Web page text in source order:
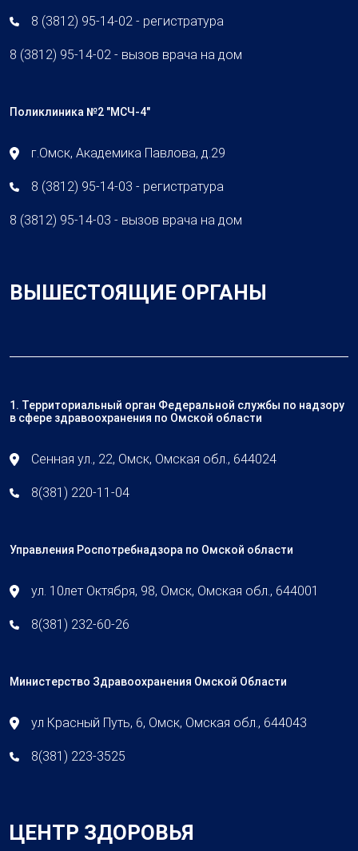
8 (3812) 95-14-02 - регистратура
8 (3812) 95-14-02 - вызов врача на дом
Поликлиника №2 "МСЧ-4"
г.Омск, Академика Павлова, д.29
8 (3812) 95-14-03 - регистратура
8 (3812) 95-14-03 - вызов врача на дом
ВЫШЕСТОЯЩИЕ ОРГАНЫ
1. Территориальный орган Федеральной службы по надзору
в сфере здравоохранения по Омской области
Сенная ул., 22, Омск, Омская обл., 644024
8(381) 220-11-04
Управления Роспотребнадзора по Омской области
ул. 10лет Октября, 98, Омск, Омская обл., 644001
8(381) 232-60-26
Министерство Здравоохранения Омской Области
ул Красный Путь, 6, Омск, Омская обл., 644043
8(381) 223-3525
ЦЕНТР ЗДОРОВЬЯ